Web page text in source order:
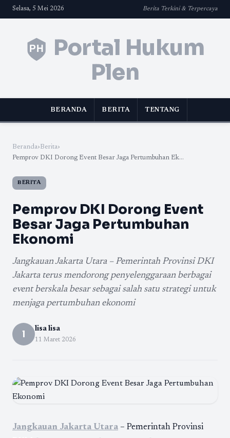
Selasa, 5 Mei 2026 Berita Terkini & Terpercaya
Portal Hukum
Plen
BERANDA BERITA TENTANG
Beranda›Berita›
Pemprov DKI Dorong Event Besar Jaga Pertumbuhan Ek...
BERITA
Pemprov DKI Dorong Event
Besar Jaga Pertumbuhan
Ekonomi
Jangkauan Jakarta Utara – Pemerintah Provinsi DKI
Jakarta terus mendorong penyelenggaraan berbagai
event berskala besar sebagai salah satu strategi untuk
menjaga pertumbuhan ekonomi
l lisa lisa
11 Maret 2026
Jangkauan Jakarta Utara – Pemerintah Provinsi